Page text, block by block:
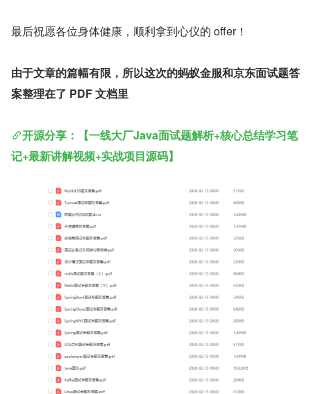
最后祝愿各位身体健康，顺利拿到心仪的 offer！
由于文章的篇幅有限，所以这次的蚂蚁金服和京东面试题答
案整理在了 PDF 文档里
开源分享：【一线大厂Java面试题解析+核心总结学习笔
记+最新讲解视频+实战项目源码】